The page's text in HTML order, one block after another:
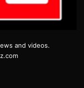
and videos.